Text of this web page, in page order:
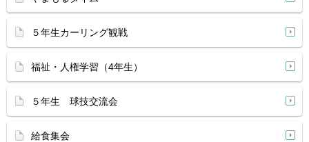
５年生カーリング観戦
福祉・人権学習（4年生）
５年生 球技交流会
給食集会